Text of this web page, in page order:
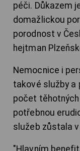
péči. Důkazem
domažlickou
porodnost v
hejtman
Nemocnice i
takové služby a
počet
potřebnou
služeb zůstala